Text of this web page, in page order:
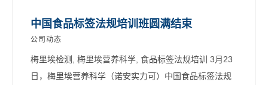
中国食品标签法规培训班圆满结束
公司动态
梅里埃检测, 梅里埃营养科学, 食品标签法规培训 3月23
日，梅里埃营养科学（诺安实力可）中国食品标签法规